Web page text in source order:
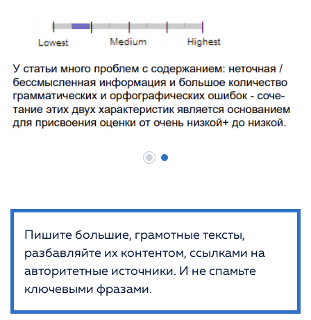
Пишите большие, грамотные тексты,
разбавляйте их контентом, ссылками на
авторитетные источники. И не спамьте
ключевыми фразами.